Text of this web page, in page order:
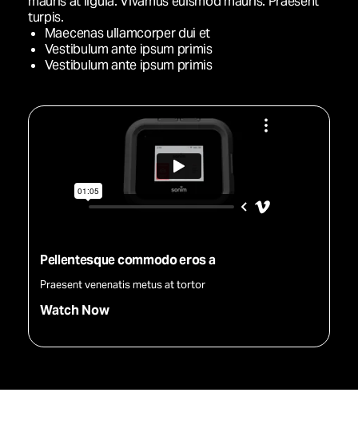
turpis.
Maecenas ullamcorper dui et
Vestibulum ante ipsum primis
Vestibulum ante ipsum primis
Pellentesque commodo eros a
Praesent venenatis metus at tortor
Watch Now